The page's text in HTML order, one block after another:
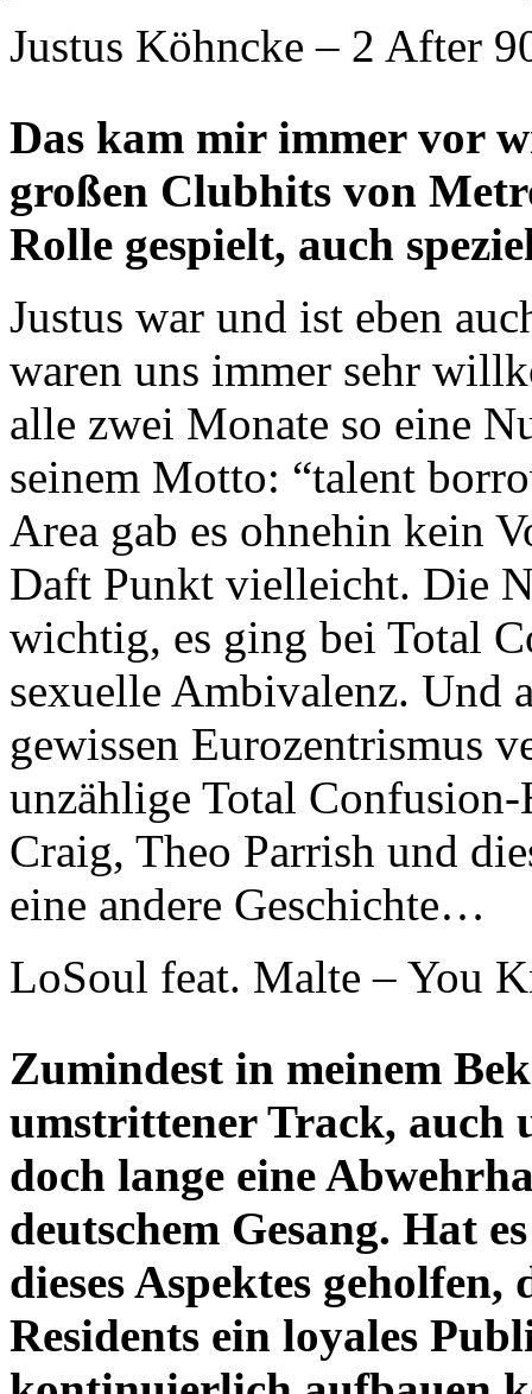
Justus Köhncke – 2 After
Das kam mir immer vor
großen Clubhits von
Rolle gespielt, auch
Justus war und ist eben
waren uns immer sehr
alle zwei Monate so eine
seinem Motto: “talent
Area gab es ohnehin kein
Daft Punkt vielleicht. Die
wichtig, es ging bei Total
sexuelle Ambivalenz. Und
gewissen Eurozentrismus
unzählige Total
Craig, Theo Parrish und
eine andere Geschichte…
LoSoul feat. Malte – You
Zumindest in meinem
umstrittener Track, auch
doch lange eine
deutschem Gesang. Hat
dieses Aspektes
Residents ein loyales